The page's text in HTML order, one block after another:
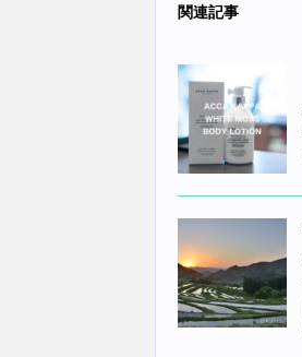
関連記事